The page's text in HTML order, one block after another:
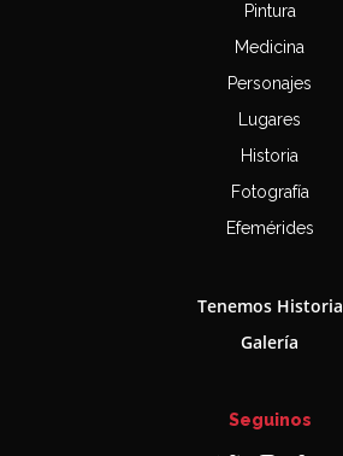
Pintura
Medicina
Personajes
Lugares
Historia
Fotografía
Efemérides
Tenemos Historia
Galería
Seguinos